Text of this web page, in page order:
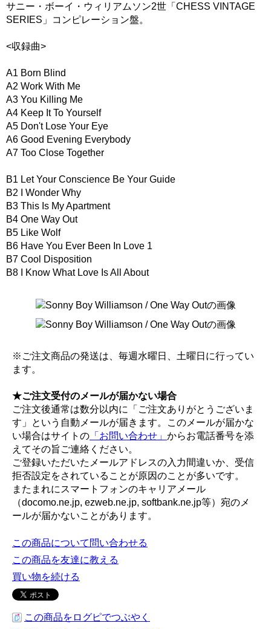
サニー・ボーイ・ウィリアムソン2世「CHESS VINTAGE
SERIES」コンピレーション盤。
<収録曲>
A1 Born Blind
A2 Work With Me
A3 You Killing Me
A4 Keep It To Yourself
A5 Don't Lose Your Eye
A6 Good Evening Everybody
A7 Too Close Together
B1 Let Your Conscience Be Your Guide
B2 I Wonder Why
B3 This Is My Apartment
B4 One Way Out
B5 Like Wolf
B6 Have You Ever Been In Love 1
B7 Cool Disposition
B8 I Know What Love Is All About
※ご注文商品の発送は、毎週水曜日、土曜日に行ってい
ます。
★ご注文受付のメールが届かない場合
ご注文後通常は数分以内に「ご注文ありがとうございま
す」という自動メールが届きます。このメールが届かな
い場合はサイトの 「お問い合わせ」 からお電話番号を添
えてその旨ご連絡ください。
ご登録いただいたメールアドレスの入力間違いか、受信
拒否設定をされていることが原因のことが多いです。
またまれにスマートフォンのキャリアメール
（docomo.ne.jp, ezweb.ne.jp, softbank.ne.jp等）宛のメ
ールが届かないことがあります。
この商品について問い合わせる
この商品を友達に教える
買い物を続ける
この商品をログピでつぶやく